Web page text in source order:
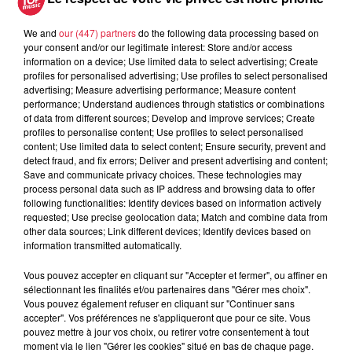
A lire aussi
6 août 2026
À Hoerdt, de l’eau brune sort des
robinets
6 août 2026
Tags antisémites à Strasbourg :
Catherine Trautmann réagit
6 août 2026
Au zoo de Mulhouse : rencontre
avec les flamants rouges
We and our (447) partnersdo the following data processing based on
your consent and/or our legitimate interest: Store and/or access
information on a device; Use limited data to select advertising; Create
profiles for personalised advertising; Use profiles to select personalised
advertising; Measure advertising performance; Measure content
performance; Understand audiences through statistics or combinations
of data from different sources; Develop and improve services; Create
profiles to personalise content; Use profiles to select personalised
content; Use limited data to select content; Ensure security, prevent and
detect fraud, and fix errors; Deliver and present advertising and content;
Save and communicate privacy choices. These technologies may
process personal data such as IP address and browsing data to offer
following functionalities: Identify devices based on information actively
requested; Use precise geolocation data; Match and combine data from
other data sources; Link different devices; Identify devices based on
information transmitted automatically.
Vous pouvez accepter en cliquant sur "Accepter et fermer", ou affiner en
sélectionnant les finalités et/ou partenaires dans "Gérer mes choix".
Vous pouvez également refuser en cliquant sur "Continuer sans
accepter". Vos préférences ne s'appliqueront que pour ce site. Vous
pouvez mettre à jour vos choix, ou retirer votre consentement à tout
moment via le lien "Gérer les cookies" situé en bas de chaque page.